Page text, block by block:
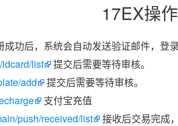
17EX操
成功后，系统会自动发送验证邮件，登
idcard/list
提交后需要等待审核。
add
提交后需要等待审核。
支付宝充值
push/received/list
接收后交易完成